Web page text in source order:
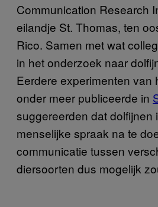
Communication Research
eilandje St. Thomas, ten
Rico. Samen met wat
in het onderzoek naar
Eerdere experimenten van
onder meer publiceerde in
suggereerden dat dolfijnen
menselijke spraak na te
communicatie tussen
diersoorten dus mogelijk